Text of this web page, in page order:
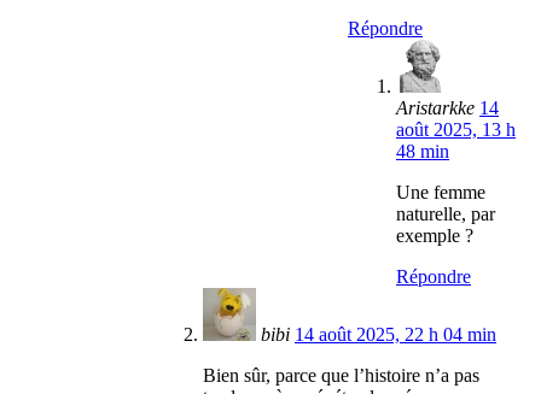
Répondre
Aristarkke 14
août 2025, 13 h
48 min
Une femme
naturelle, par
exemple ?
Répondre
bibi 14 août 2025, 22 h 04 min
Bien sûr, parce que l’histoire n’a pas